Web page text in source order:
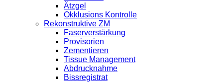
Ätzgel
Okklusions Kontrolle
Rekonstruktive ZM
Faserverstärkung
Provisorien
Zementieren
Tissue Management
Abdrucknahme
Bissregistrat